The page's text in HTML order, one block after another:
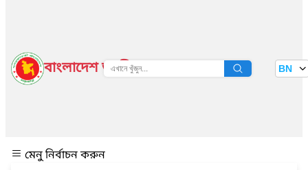
বাংলাদেশ জাতীয় তথ্য বাতায়ন BN
মেনু নির্বাচন করুন